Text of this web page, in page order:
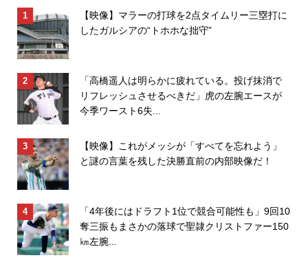
【映像】マラーの打球を2点タイムリー三塁打に
したガルシアの“トホホな拙守”
「高橋遥人は明らかに疲れている。投げ抹消で
リフレッシュさせるべきだ」虎の左腕エースが
今季ワースト6失...
【映像】これがメッシが「すべてを忘れよう」
と謎の言葉を残した決勝直前の内部映像だ！
「4年後にはドラフト1位で競合可能性も」9回10
奪三振もまさかの落球で聖隷クリストファー150
㎞左腕...